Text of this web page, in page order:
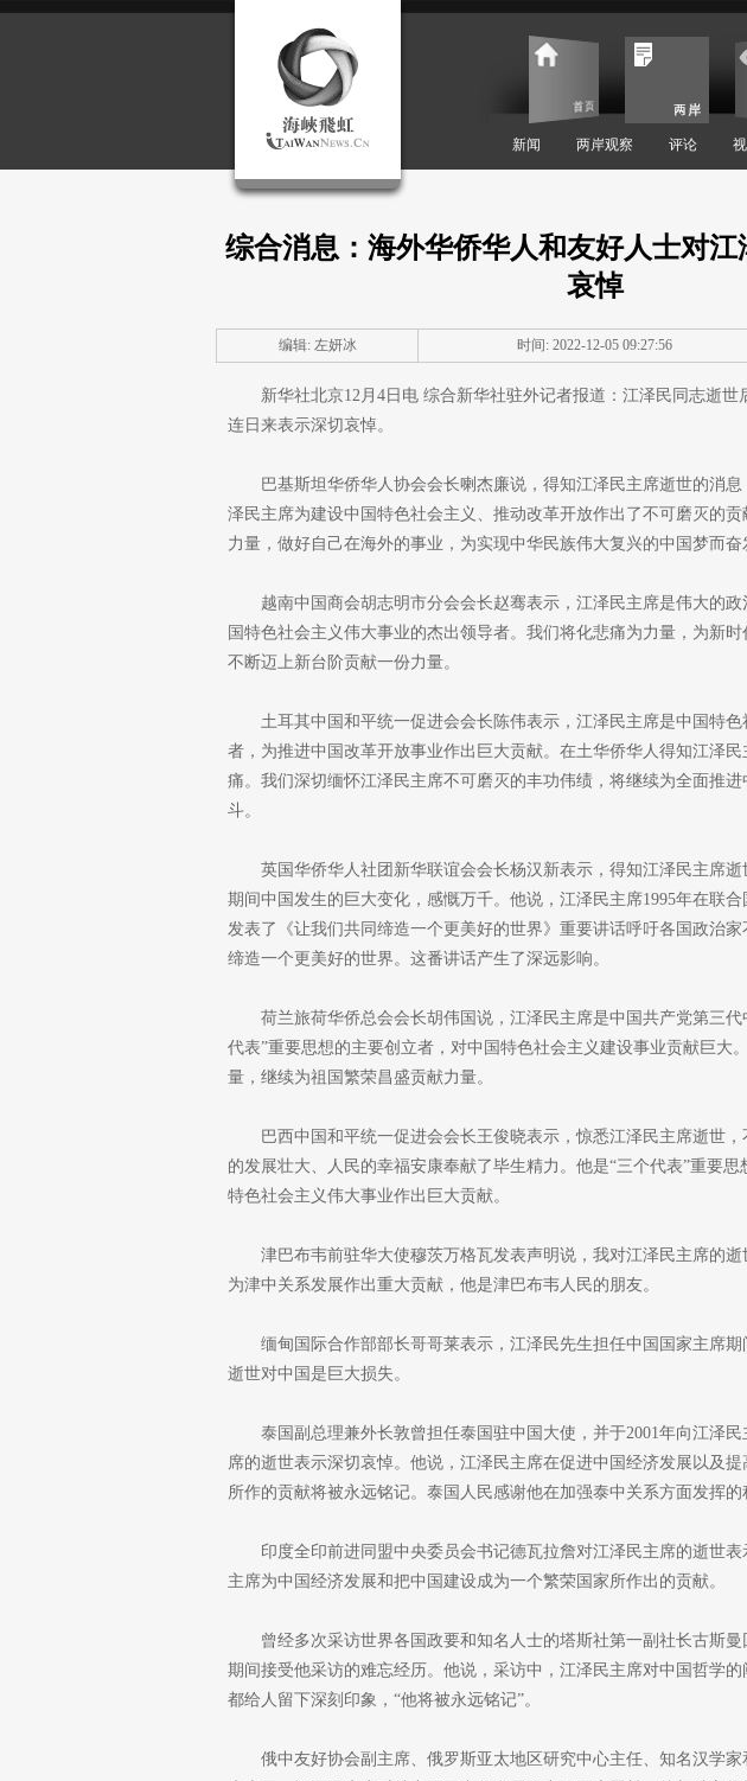
新闻 两岸观察 评论
综合消息：海外华侨华人和友好人士对
哀悼
编辑: 左妍冰 时间: 2022-12-05 09:27:56
新华社北京12月4日电 综合新华社驻外记者报道：江泽民同志逝
连日来表示深切哀悼。
巴基斯坦华侨华人协会会长喇杰廉说，得知江泽民主席逝世的消
泽民主席为建设中国特色社会主义、推动改革开放作出了不可磨灭的
力量，做好自己在海外的事业，为实现中华民族伟大复兴的中国梦而奋
越南中国商会胡志明市分会会长赵骞表示，江泽民主席是伟大的
国特色社会主义伟大事业的杰出领导者。我们将化悲痛为力量，为新
不断迈上新台阶贡献一份力量。
土耳其中国和平统一促进会会长陈伟表示，江泽民主席是中国特
者，为推进中国改革开放事业作出巨大贡献。在土华侨华人得知江泽
痛。我们深切缅怀江泽民主席不可磨灭的丰功伟绩，将继续为全面推
斗。
英国华侨华人社团新华联谊会会长杨汉新表示，得知江泽民主席
期间中国发生的巨大变化，感慨万千。他说，江泽民主席1995年在联
发表了《让我们共同缔造一个更美好的世界》重要讲话呼吁各国政治
缔造一个更美好的世界。这番讲话产生了深远影响。
荷兰旅荷华侨总会会长胡伟国说，江泽民主席是中国共产党第三
代表”重要思想的主要创立者，对中国特色社会主义建设事业贡献巨大
量，继续为祖国繁荣昌盛贡献力量。
巴西中国和平统一促进会会长王俊晓表示，惊悉江泽民主席逝世
的发展壮大、人民的幸福安康奉献了毕生精力。他是“三个代表”重要思
特色社会主义伟大事业作出巨大贡献。
津巴布韦前驻华大使穆茨万格瓦发表声明说，我对江泽民主席的
为津中关系发展作出重大贡献，他是津巴布韦人民的朋友。
缅甸国际合作部部长哥哥莱表示，江泽民先生担任中国国家主席
逝世对中国是巨大损失。
泰国副总理兼外长敦曾担任泰国驻中国大使，并于2001年向江泽
席的逝世表示深切哀悼。他说，江泽民主席在促进中国经济发展以及
所作的贡献将被永远铭记。泰国人民感谢他在加强泰中关系方面发挥的
印度全印前进同盟中央委员会书记德瓦拉詹对江泽民主席的逝世
主席为中国经济发展和把中国建设成为一个繁荣国家所作出的贡献。
曾经多次采访世界各国政要和知名人士的塔斯社第一副社长古斯
期间接受他采访的难忘经历。他说，采访中，江泽民主席对中国哲学的
都给人留下深刻印象，“他将被永远铭记”。
俄中友好协会副主席、俄罗斯亚太地区研究中心主任、知名汉学